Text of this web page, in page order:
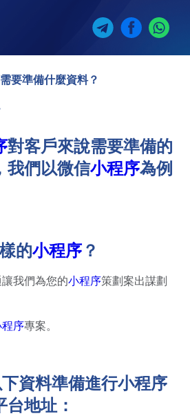
要準備什麼資料？
對客戶來說需要準備的
我們以微信小程序為例
的小程序 ？
我們為您的小程序策劃案出謀劃
序專案。
資料準備進行小程序
地址：